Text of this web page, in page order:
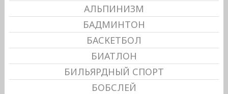
АЛЬПИНИЗМ
БАДМИНТОН
БАСКЕТБОЛ
БИАТЛОН
БИЛЬЯРДНЫЙ СПОРТ
БОБСЛЕЙ